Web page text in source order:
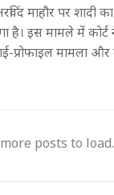
माहौर पर शादी
है। इस मामले में
प्रोफाइल मामला
posts to load.